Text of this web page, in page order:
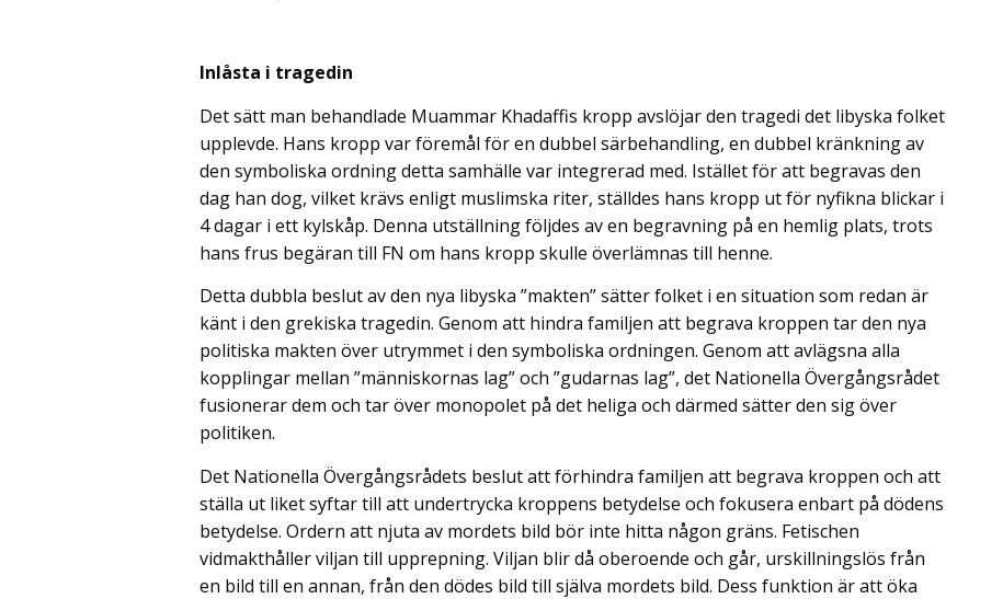
Inlåsta i tragedin
Det sätt man behandlade Muammar Khadaffis kropp avslöjar den tragedi det libyska folket
upplevde. Hans kropp var föremål för en dubbel särbehandling, en dubbel kränkning av
den symboliska ordning detta samhälle var integrerad med. Istället för att begravas den
dag han dog, vilket krävs enligt muslimska riter, ställdes hans kropp ut för nyfikna blickar i
4 dagar i ett kylskåp. Denna utställning följdes av en begravning på en hemlig plats, trots
hans frus begäran till FN om hans kropp skulle överlämnas till henne.
Detta dubbla beslut av den nya libyska ”makten” sätter folket i en situation som redan är
känt i den grekiska tragedin. Genom att hindra familjen att begrava kroppen tar den nya
politiska makten över utrymmet i den symboliska ordningen. Genom att avlägsna alla
kopplingar mellan ”människornas lag” och ”gudarnas lag”, det Nationella Övergångsrådet
fusionerar dem och tar över monopolet på det heliga och därmed sätter den sig över
politiken.
Det Nationella Övergångsrådets beslut att förhindra familjen att begrava kroppen och att
ställa ut liket syftar till att undertrycka kroppens betydelse och fokusera enbart på dödens
betydelse. Ordern att njuta av mordets bild bör inte hitta någon gräns. Fetischen
vidmakthåller viljan till upprepning. Viljan blir då oberoende och går, urskillningslös från
en bild till en annan, från den dödes bild till själva mordets bild. Dess funktion är att öka